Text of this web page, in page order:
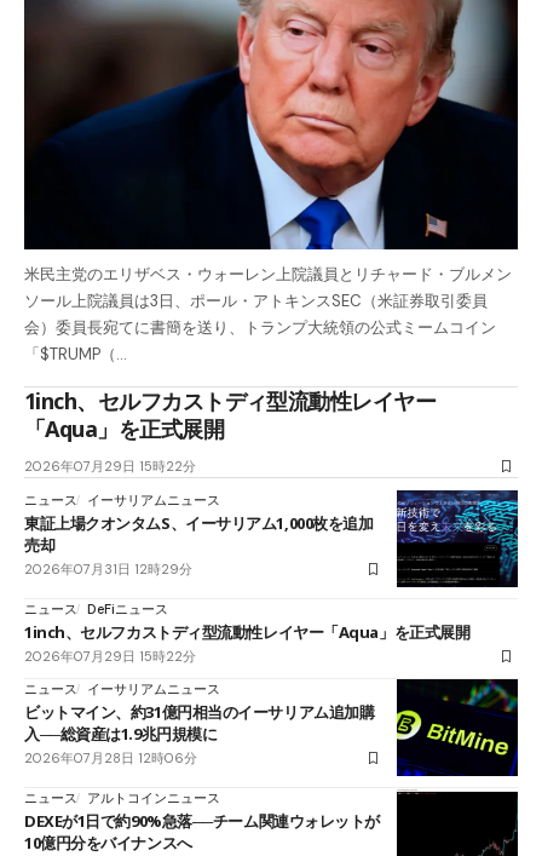
米民主党のエリザベス・ウォーレン上院議員とリチャード・ブルメン
ソール上院議員は3日、ポール・アトキンスSEC（米証券取引委員
会）委員長宛てに書簡を送り、トランプ大統領の公式ミームコイン
「$TRUMP（…
1inch、セルフカストディ型流動性レイヤー
「Aqua」を正式展開
2026年07月29日 15時22分
ニュース
イーサリアムニュース
東証上場クオンタムS、イーサリアム1,000枚を追加
売却
2026年07月31日 12時29分
ニュース DeFiニュース
1inch、セルフカストディ型流動性レイヤー「Aqua」を正式展開
2026年07月29日 15時22分
ニュース
イーサリアムニュース
ビットマイン、約31億円相当のイーサリアム追加購
入──総資産は1.9兆円規模に
2026年07月28日 12時06分
ニュース アルトコインニュース
DEXEが1日で約90%急落──チーム関連ウォレットが
10億円分をバイナンスへ